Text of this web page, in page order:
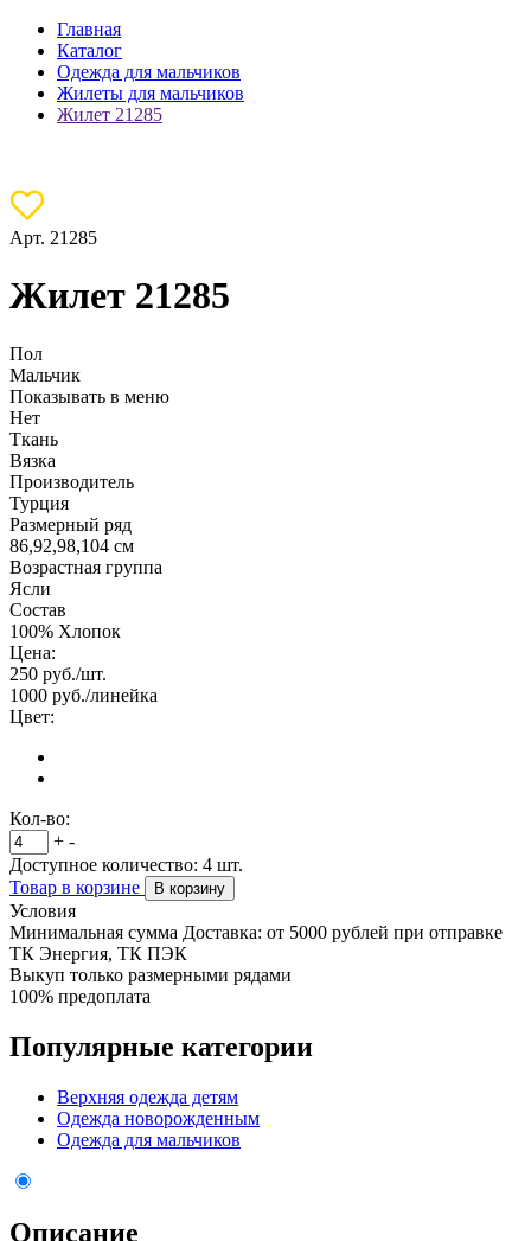
Главная
Каталог
Одежда для мальчиков
Жилеты для мальчиков
Жилет 21285
Арт. 21285
Жилет 21285
Пол
Мальчик
Показывать в меню
Нет
Ткань
Вязка
Производитель
Турция
Размерный ряд
86,92,98,104 см
Возрастная группа
Ясли
Состав
100% Хлопок
Цена:
250 руб./шт.
1000 руб./линейка
Цвет:
Кол-во:
+ -
Доступное количество: 4 шт.
Товар в корзине
В корзину
Условия
Минимальная сумма Доставка: от 5000 рублей при отправке
ТК Энергия, ТК ПЭК
Выкуп только размерными рядами
100% предоплата
Популярные категории
Верхняя одежда детям
Одежда новорожденным
Одежда для мальчиков
Описание